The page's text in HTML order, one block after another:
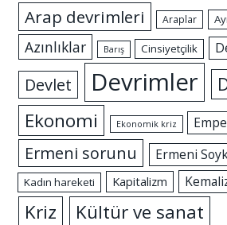
Arap devrimleri Araplar
Azınlıklar Barış Cinsiyetçilik
Devlet Devrimler
Ekonomi Ekonomik kriz
Ermeni sorunu Ermeni
Kadın hareketi Kapitalizm
Kriz Kültür ve sanat